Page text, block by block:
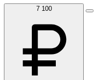
7 100